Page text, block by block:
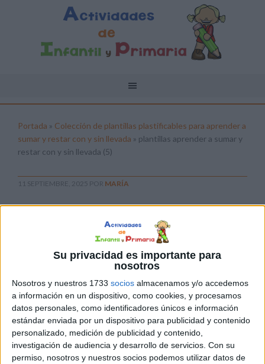
Su privacidad es importante para
nosotros
Nosotros y nuestros 1733 socios almacenamos y/o accedemos
a información en un dispositivo, como cookies, y procesamos
datos personales, como identificadores únicos e información
estándar enviada por un dispositivo para publicidad y contenido
personalizado, medición de publicidad y contenido,
investigación de audiencia y desarrollo de servicios. Con su
permiso, nosotros y nuestros socios podemos utilizar datos de
Portada » Colección de plantillas plastificables para aprender a
sumar y restar con y sin llevada » plantillas aprender a sumar y
restar con y sin llevada (5)
11 SEPTIEMBRE, 2025 POR MARÍA
con y sin llevada (5)
Pulsa sobre el enlace para descargar el